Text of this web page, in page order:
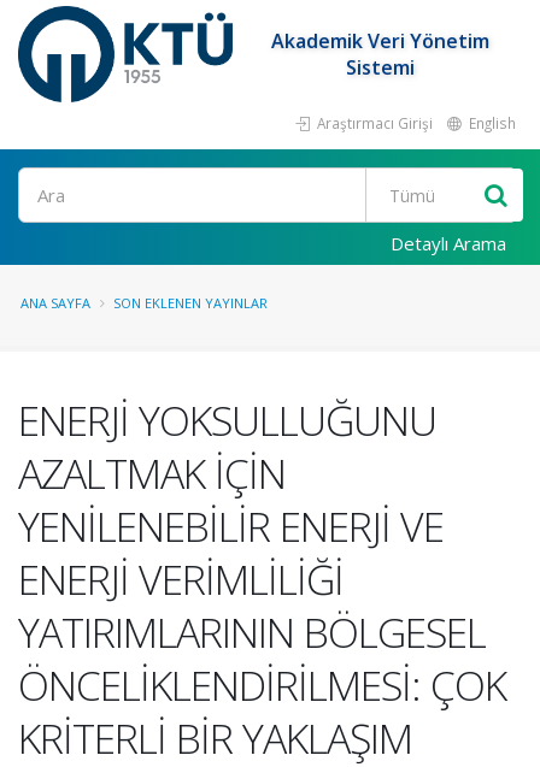
Akademik Veri Yönetim
Sistemi
Araştırmacı Girişi English
Ara
Detaylı Arama
ANA SAYFA SON EKLENEN YAYINLAR
ENERJİ YOKSULLUĞUNU
AZALTMAK İÇİN
YENİLENEBİLİR ENERJİ VE
ENERJİ VERİMLİLİĞİ
YATIRIMLARININ BÖLGESEL
ÖNCELİKLENDİRİLMESİ: ÇOK
KRİTERLİ BİR YAKLAŞIM